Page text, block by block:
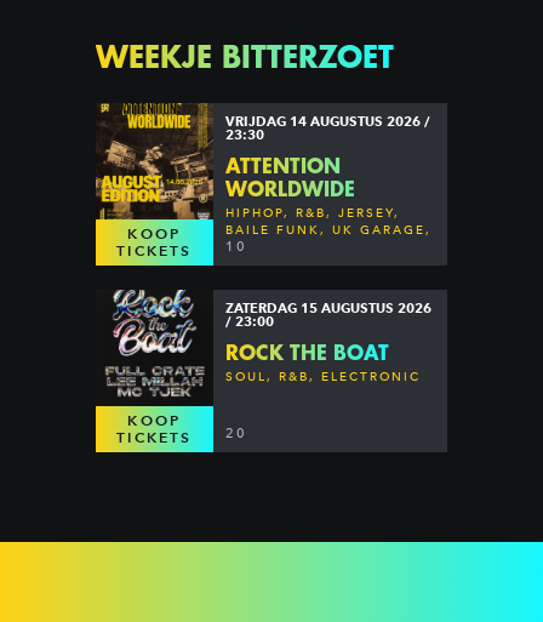
WEEKJE BITTERZOET
KOOP
TICKETS
VRIJDAG 14 AUGUSTUS 2026 /
23:30
ATTENTION
WORLDWIDE
HIPHOP, R&B, JERSEY,
BAILE FUNK, UK GARAGE,
DANCEHALL & MORE
10
KOOP
TICKETS
ZATERDAG 15 AUGUSTUS 2026
/ 23:00
ROCK THE BOAT
SOUL, R&B, ELECTRONIC
20